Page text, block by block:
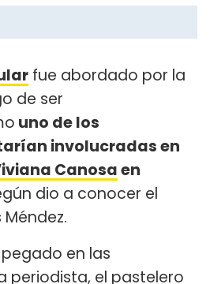
fue abordado por la
de ser
uno de los
involucradas en
Canosaen
dio a conocer el
en las
periodista, el pastelero